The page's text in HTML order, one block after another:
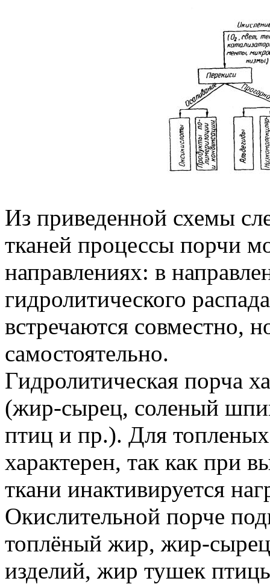
Из приведенной схемы
тканей процессы порчи
направлениях: в
гидролитического
встречаются совместно,
самостоятельно.
Гидролитическая порча
(жир-сырец, соленый
птиц и пр.). Для
характерен, так как при
ткани инактивируется
Окислительной порче
топлёный жир, жир-
изделий, жир тушек